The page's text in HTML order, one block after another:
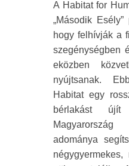
A Habitat for
„Második
hogy felhívják a
szegénységben
eközben
nyújtsanak.
Habitat egy
bérlakást
adománya